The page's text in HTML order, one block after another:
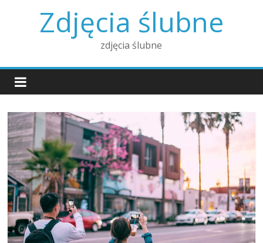
Zdjęcia ślubne
zdjęcia ślubne